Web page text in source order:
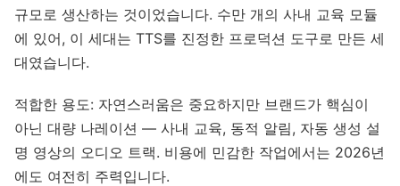
규모로 생산하는 것이었습니다. 수만 개의 사내 교육 모듈
에 있어, 이 세대는 TTS를 진정한 프로덕션 도구로 만든 세
대였습니다.
적합한 용도: 자연스러움은 중요하지만 브랜드가 핵심이
아닌 대량 나레이션 — 사내 교육, 동적 알림, 자동 생성 설
명 영상의 오디오 트랙. 비용에 민감한 작업에서는 2026년
에도 여전히 주력입니다.